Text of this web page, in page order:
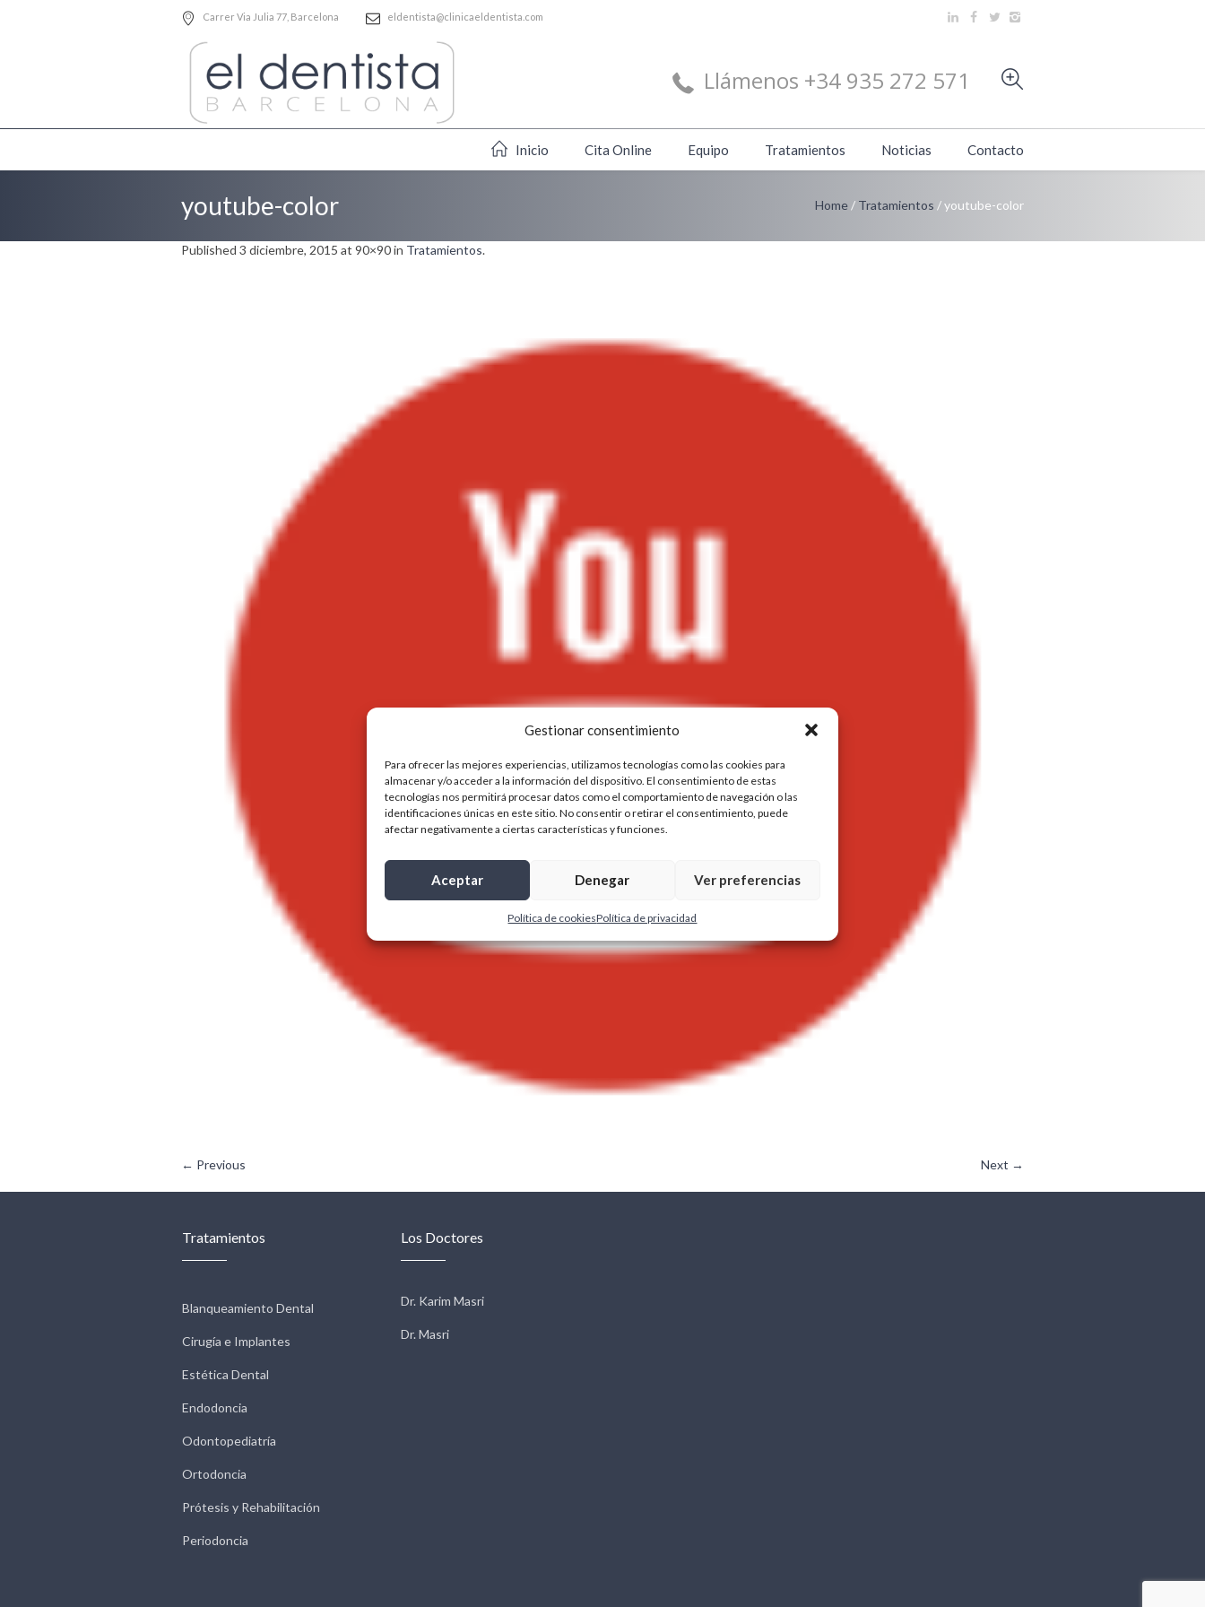
Gestionar consentimiento
Para ofrecer las mejores experiencias, utilizamos tecnologías como las cookies para
almacenar y/o acceder a la información del dispositivo. El consentimiento de estas
tecnologías nos permitirá procesar datos como el comportamiento de navegación o las
identificaciones únicas en este sitio. No consentir o retirar el consentimiento, puede
afectar negativamente a ciertas características y funciones.
Aceptar Denegar Ver preferencias
Política de cookiesPolítica de privacidad
Carrer Via Julia 77 , Barcelona eldentista@clinicaeldentista.com
Llámenos +34 935 272 571
Inicio Cita Online Equipo Tratamientos Noticias Contacto
youtube-color Home / Tratamientos /youtube-color
Published 3 diciembre, 2015 at 90×90 in Tratamientos.
← Previous Next →
Tratamientos
Blanqueamiento Dental
Cirugía e Implantes
Estética Dental
Endodoncia
Odontopediatría
Ortodoncia
Prótesis y Rehabilitación
Periodoncia
Los Doctores
Dr. Karim Masri
Dr. Masri